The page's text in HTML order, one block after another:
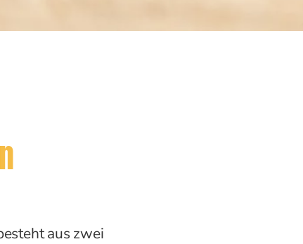
aus zwei